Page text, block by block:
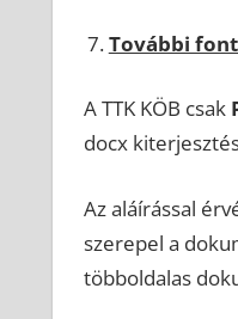
További
A TTK KÖB csak
docx
Az aláírással
szerepel a
többoldalas